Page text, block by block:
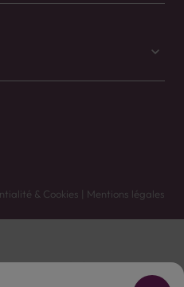
& Cookies | Mentions légales
caviste pour plus de renseignements.